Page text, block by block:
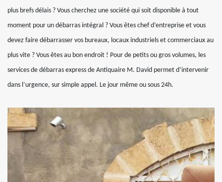
plus brefs délais ? Vous cherchez une société qui soit disponible à tout
moment pour un débarras intégral ? Vous êtes chef d’entreprise et vous
devez faire débarrasser vos bureaux, locaux industriels et commerciaux au
plus vite ? Vous êtes au bon endroit ! Pour de petits ou gros volumes, les
services de débarras express de Antiquaire M. David permet d’intervenir
dans l’urgence, sur simple appel. Le jour même ou sous 24h.